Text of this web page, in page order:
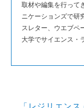
取材や編集を行って
ニケーションズで研
スレター、ウエブペ
大学でサイエンス・
「レジリエン